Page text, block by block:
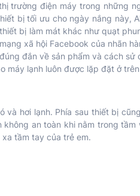
trường điện máy trong những
bị tối ưu cho ngày nắng này,
bị làm mát khác như quạt
xã hội Facebook của nhãn
đắn về sản phẩm và cách sử
máy lạnh luôn được lặp đặt ở
và hơi lạnh. Phía sau thiết bị
an toàn khi nằm trong tầm
tầm tay của trẻ em.